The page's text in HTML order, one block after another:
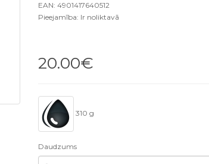
EAN: 4901417640512
Pieejamība: Ir noliktavā
20.00€
310 g
Daudzums